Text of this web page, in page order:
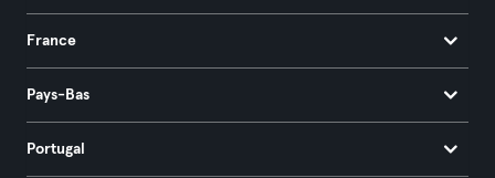
France
Pays-Bas
Portugal